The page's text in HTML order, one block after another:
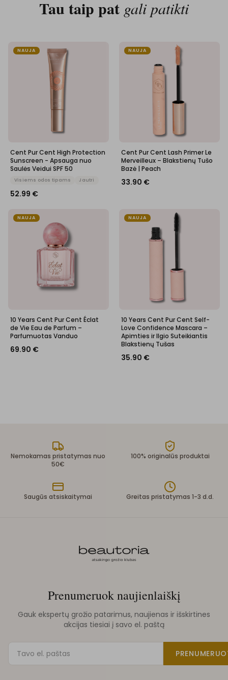
Tau taip pat gali patikti
NAUJA
Cent Pur Cent High Protection
Sunscreen - Apsauga nuo
Saulės Veidui SPF 50
Visiems odos tipams Jautri
52.99 €
NAUJA
Cent Pur Cent Lash Primer Le
Merveilleux – Blakstienų Tušo
Bazė | Peach
33.90 €
NAUJA
10 Years Cent Pur Cent Éclat
de Vie Eau de Parfum –
Parfumuotas Vanduo
69.90 €
NAUJA
10 Years Cent Pur Cent Self-
Love Confidence Mascara –
Apimties ir Ilgio Suteikiantis
Blakstienų Tušas
35.90 €
Nemokamas pristatymas nuo
50€
100% originalūs produktai
Saugūs atsiskaitymai Greitas pristatymas 1-3 d.d.
Prenumeruok naujienlaiškį
Gauk ekspertų grožio patarimus, naujienas ir išskirtines
akcijas tiesiai į savo el. paštą